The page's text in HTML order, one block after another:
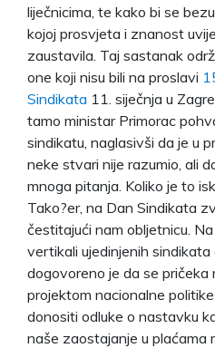
liječnicima, te kako bi se
kojoj prosvjeta i znanost
zaustavila. Taj sastanak
one koji nisu bili na proslavi
Sindikata 11. siječnja u
tamo ministar Primorac
sindikatu, naglasivši da je u
neke stvari nije razumio, ali
mnoga pitanja. Koliko je to
Tako?er, na Dan Sindikata
čestitajući nam obljetnicu.
vertikali ujedinjenih
dogovoreno je da se pričeka
projektom nacionalne
donositi odluke o nastavku
naše zaostajanje u plaćama